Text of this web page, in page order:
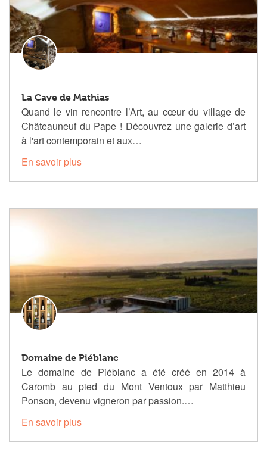
La Cave de Mathias
Quand le vin rencontre l’Art, au cœur du village de
Châteauneuf du Pape ! Découvrez une galerie d’art
à l'art contemporain et aux…
En savoir plus
Domaine de Piéblanc
Le domaine de Piéblanc a été créé en 2014 à
Caromb au pied du Mont Ventoux par Matthieu
Ponson, devenu vigneron par passion.…
En savoir plus